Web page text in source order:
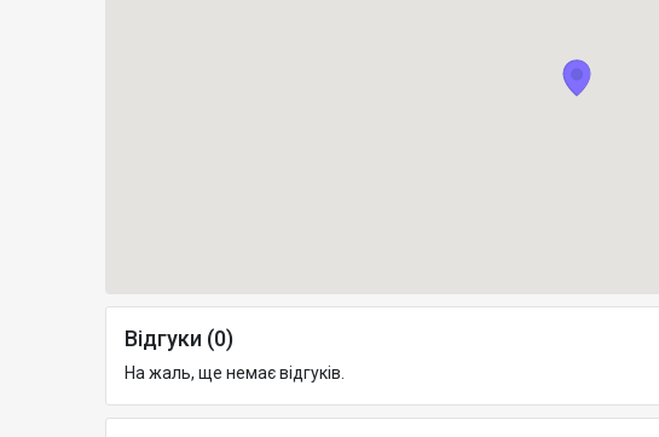
Відгуки (0)
На жаль, ще немає відгуків.